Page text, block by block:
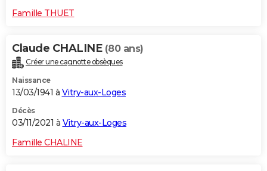
Famille THUET
Claude CHALINE (80 ans)
Créer une cagnotte obsèques
Naissance
13/03/1941 à Vitry-aux-Loges
Décès
03/11/2021 à Vitry-aux-Loges
Famille CHALINE